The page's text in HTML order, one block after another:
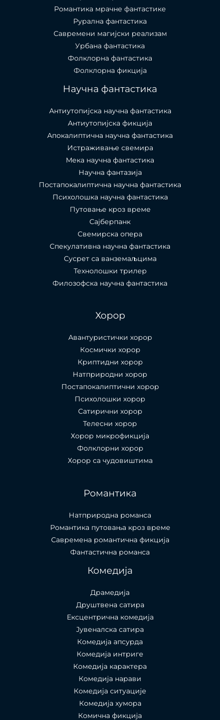
Романтика мрачне фантастике
Рурална фантастика
Савремени магијски реализам
Урбана фантастика
Фолклорна фантастика
Фолклорна фикција
Научна фантастика
Антиутопијска научна фантастика
Антиутопијска фикција
Апокалиптична научна фантастика
Истраживање свемира
Мека научна фантастика
Научна фантазија
Постапокалиптична научна фантастика
Психолошка научна фантастика
Путовање кроз време
Сајберпанк
Свемирска опера
Спекулативна научна фантастика
Сусрет са ванземаљцима
Технолошки трилер
Филозофска научна фантастика
Хорор
Авантуристички хорор
Космички хорор
Криптидни хорор
Натприродни хорор
Постапокалиптични хорор
Психолошки хорор
Сатирични хорор
Телесни хорор
Хорор микрофикција
Фолклорни хорор
Хорор са чудовиштима
Романтика
Натприродна романса
Романтика путовања кроз време
Савремена романтична фикција
Фантастична романса
Комедија
Драмедија
Друштвена сатира
Ексцентрична комедија
Јувеналска сатира
Комедија апсурда
Комедија интриге
Комедија карактера
Комедија нарави
Комедија ситуације
Комедија хумора
Комична фикција